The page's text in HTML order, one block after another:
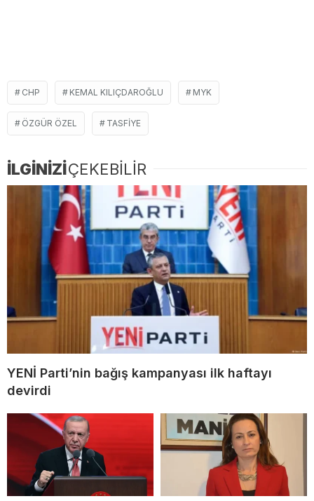
CHP KEMAL KILIÇDAROĞLU MYK
ÖZGÜR ÖZEL TASFIYE
İLGİNİZİÇEKEBİLİR
YENİ Parti’nin bağış kampanyası ilk haftayı
devirdi